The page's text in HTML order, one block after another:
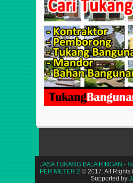
JASA TUKANG BAJA RINGAN -
PER METER 2 © 2017. All Rights
Supported by